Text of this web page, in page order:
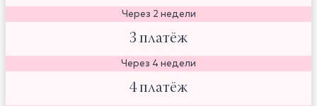
Через 2 недели
3 платёж
Через 4 недели
4 платёж